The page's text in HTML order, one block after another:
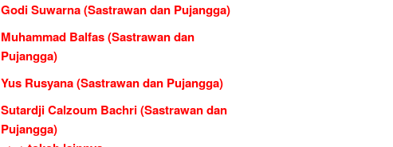
Godi Suwarna (Sastrawan dan Pujangga)
Muhammad Balfas (Sastrawan dan
Pujangga)
Yus Rusyana (Sastrawan dan Pujangga)
Sutardji Calzoum Bachri (Sastrawan dan
Pujangga)